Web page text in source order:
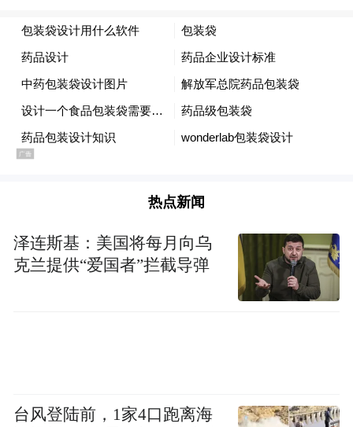
热点新闻
泽连斯基：美国将每月向乌
克兰提供“爱国者”拦截导弹
台风登陆前，1家4口跑离海